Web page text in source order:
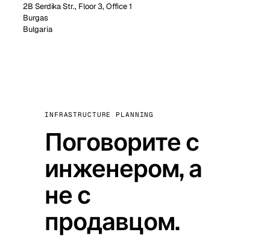
2B Serdika Str., Floor 3, Office 1
Burgas
Bulgaria
INFRASTRUCTURE PLANNING
Поговорите с
инженером, а
не с
продавцом.